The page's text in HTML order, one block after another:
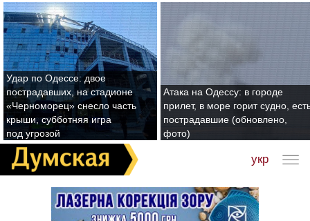
Удар по Одессе: двое
пострадавших, на стадионе
«Черноморец» снесло часть
крыши, субботняя игра
под угрозой
Атака на Одессу: в городе
прилет, в море горит судно,
пострадавшие (обновлено,
фото)
укр